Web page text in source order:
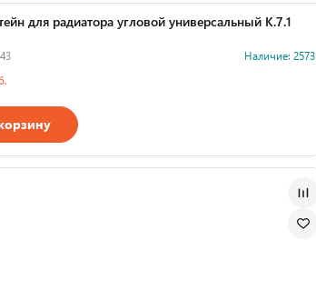
для радиатора угловой универсальный К.7.1
Наличие: 2573